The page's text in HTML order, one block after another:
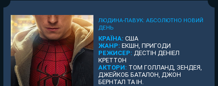
ЛЮДИНА-ПАВУК: АБСОЛЮТНО НОВИЙ
ДЕНЬ
КРАЇНА: США
ЖАНР: ЕКШН, ПРИГОДИ
РЕЖИСЕР: ДЕСТІН ДЕНІЕЛ
КРЕТТОН
АКТОРИ: ТОМ ГОЛЛАНД, ЗЕНДЕЯ,
ДЖЕЙКОБ БАТАЛОН, ДЖОН
БЕРНТАЛ ТА ІН.